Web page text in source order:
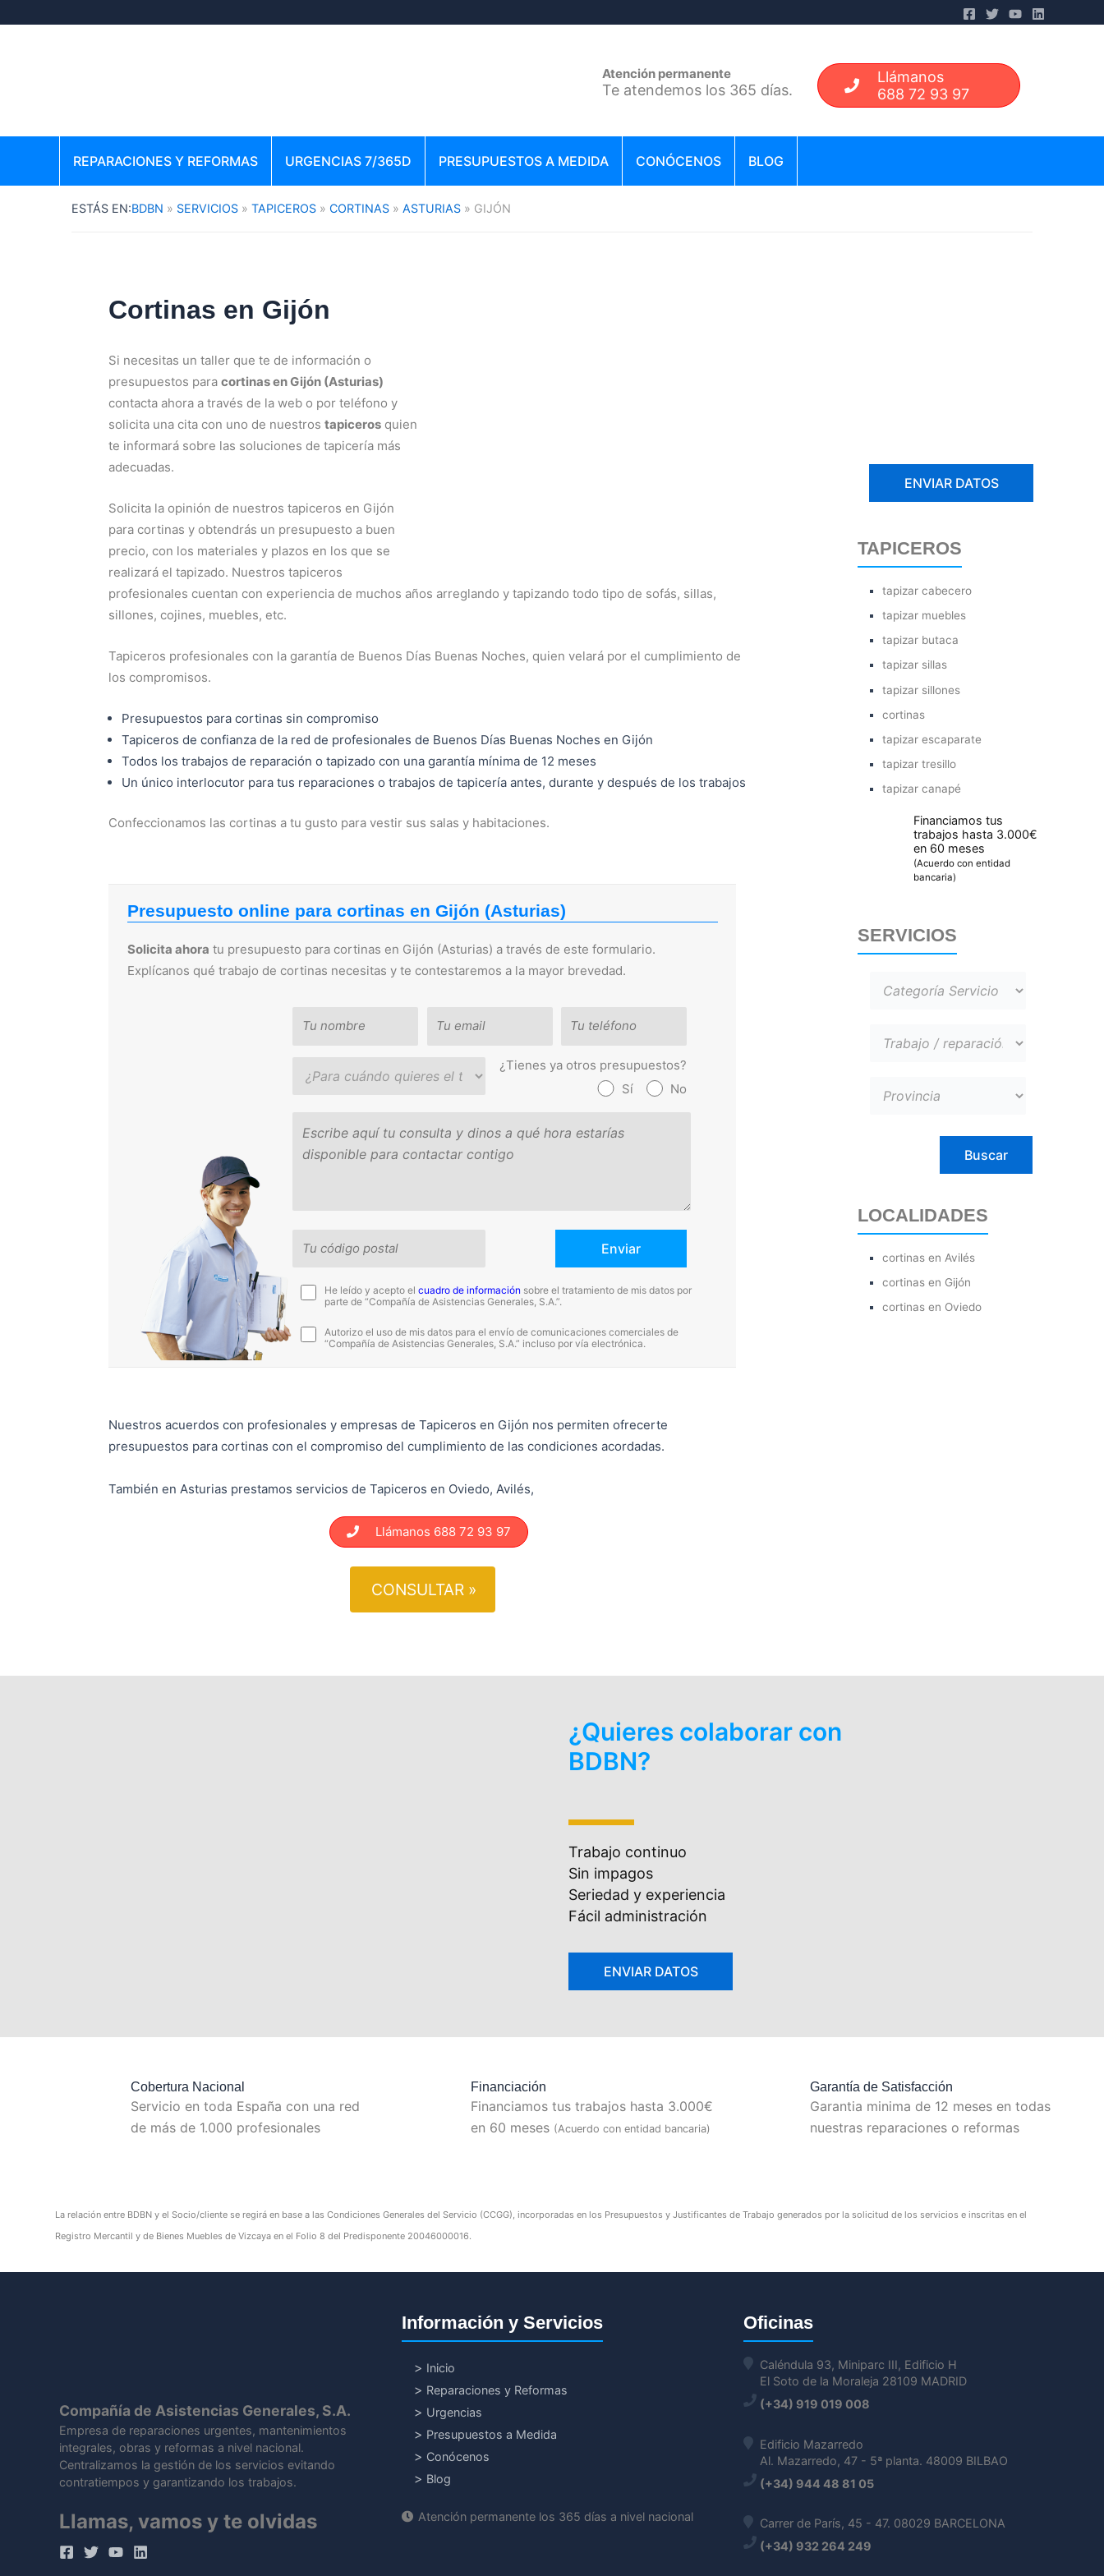
Atención permanente
Te atendemos los 365 días.
Llámanos
688 72 93 97
REPARACIONES Y REFORMAS URGENCIAS 7/365D PRESUPUESTOS A MEDIDA CONÓCENOS BLOG
BDBN SERVICIOS TAPICEROS CORTINAS ASTURIAS GIJÓN
Cortinas en Gijón
Si necesitas un taller que te de información o
presupuestos para cortinas en Gijón (Asturias)
contacta ahora a través de la web o por teléfono y
solicita una cita con uno de nuestros tapiceros quien
te informará sobre las soluciones de tapicería más
adecuadas.
Solicita la opinión de nuestros tapiceros en Gijón
para cortinas y obtendrás un presupuesto a buen
precio, con los materiales y plazos en los que se
realizará el tapizado. Nuestros tapiceros
profesionales cuentan con experiencia de muchos años arreglando y tapizando todo tipo de sofás, sillas,
sillones, cojines, muebles, etc.
Tapiceros profesionales con la garantía de Buenos Días Buenas Noches, quien velará por el cumplimiento de
los compromisos.
Presupuestos para cortinas sin compromiso
Tapiceros de confianza de la red de profesionales de Buenos Días Buenas Noches en Gijón
Todos los trabajos de reparación o tapizado con una garantía mínima de 12 meses
Un único interlocutor para tus reparaciones o trabajos de tapicería antes, durante y después de los trabajos
Confeccionamos las cortinas a tu gusto para vestir sus salas y habitaciones.
Presupuesto online para cortinas en Gijón (Asturias)
Solicita ahora tu presupuesto para cortinas en Gijón (Asturias) a través de este formulario.
Explícanos qué trabajo de cortinas necesitas y te contestaremos a la mayor brevedad.
¿Tienes ya otros presupuestos?
Sí
No
He leído y acepto elcuadro de información sobre el tratamiento de mis datos por
parte de “Compañía de Asistencias Generales, S.A.”.
Autorizo el uso de mis datos para el envío de comunicaciones comerciales de
“Compañía de Asistencias Generales, S.A.” incluso por vía electrónica.
Nuestros acuerdos con profesionales y empresas de Tapiceros en Gijón nos permiten ofrecerte
presupuestos para cortinas con el compromiso del cumplimiento de las condiciones acordadas.
También en Asturias prestamos servicios de Tapiceros en Oviedo, Avilés,
Llámanos 688 72 93 97
CONSULTAR »
TAPICEROS
tapizar cabecero
tapizar muebles
tapizar butaca
tapizar sillas
tapizar sillones
cortinas
tapizar escaparate
tapizar tresillo
tapizar canapé
Financiamos tus
trabajos hasta 3.000€
en 60 meses
(Acuerdo con entidad
bancaria)
SERVICIOS
LOCALIDADES
cortinas en Avilés
cortinas en Gijón
cortinas en Oviedo
¿Quieres colaborar con
BDBN?
Trabajo continuo
Sin impagos
Seriedad y experiencia
Fácil administración
Cobertura Nacional
Servicio en toda España con una red
de más de 1.000 profesionales
Financiación
Financiamos tus trabajos hasta 3.000€
en 60 meses (Acuerdo con entidad bancaria)
Garantía de Satisfacción
Garantia minima de 12 meses en todas
nuestras reparaciones o reformas
La relación entre BDBN y el Socio/cliente se regirá en base a las Condiciones Generales del Servicio (CCGG), incorporadas en los Presupuestos y Justificantes de Trabajo generados por la solicitud de los servicios e inscritas en el
Registro Mercantil y de Bienes Muebles de Vizcaya en el Folio 8 del Predisponente 20046000016.
Compañía de Asistencias Generales, S.A.
Empresa de reparaciones urgentes, mantenimientos
integrales, obras y reformas a nivel nacional.
Centralizamos la gestión de los servicios evitando
contratiempos y garantizando los trabajos.
Llamas, vamos y te olvidas
Información y Servicios
Inicio
Reparaciones y Reformas
Urgencias
Presupuestos a Medida
Conócenos
Blog
Atención permanente los 365 días a nivel nacional
Oficinas
Caléndula 93, Miniparc III, Edificio H
El Soto de la Moraleja 28109 MADRID
(+34) 919 019 008
Edificio Mazarredo
Al. Mazarredo, 47 - 5ª planta. 48009 BILBAO
(+34) 944 48 81 05
Carrer de París, 45 - 47. 08029 BARCELONA
(+34) 932 264 249